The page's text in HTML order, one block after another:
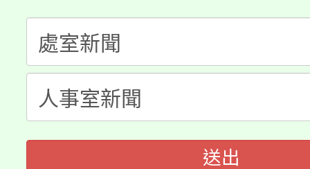
程，歡迎學生輔導中心
心理、諮商輔導、社會
系所師生報名參加。
縣市「校園短影音徵選
門員」簡章及活動海報
踴躍報名參加。
桃園市115學年度學生
要點
「桃園市補助參觀特色
展演活動實施計畫」
115年度「教育部表揚
義教育推展貢獻獎」
送出